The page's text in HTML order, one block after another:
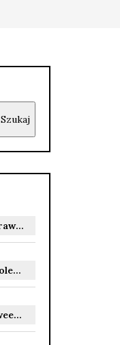
Szukaj
Giżycko dla dzieci: sprawdzone atrakcje i miejsca, które warto odwiedzić z rodziną
Jak zorganizować szkolenie BHP online dla firmy zgodnie z przepisami i wymaganiami stanowisk pracy
Giżycko na rodzinny weekend: atrakcje, które zainteresują dzieci i dorosłych oraz praktyczne wskazówki dla rodziców